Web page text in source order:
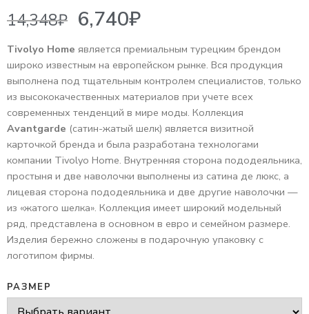
Tivolyo Home является премиальным турецким брендом
широко известным на европейском рынке. Вся продукция
выполнена под тщательным контролем специалистов, только
из высококачественных материалов при учете всех
современных тенденций в мире моды. Коллекция
Avantgarde (сатин-жатый шелк) является визитной
карточкой бренда и была разработана технологами
компании Tivolyo Home. Внутренняя сторона пододеяльника,
простыня и две наволочки выполнены из сатина де люкс, а
лицевая сторона пододеяльника и две другие наволочки —
из «жатого шелка». Коллекция имеет широкий модельный
ряд, представлена в основном в евро и семейном размере.
Изделия бережно сложены в подарочную упаковку с
логотипом фирмы.
РАЗМЕР